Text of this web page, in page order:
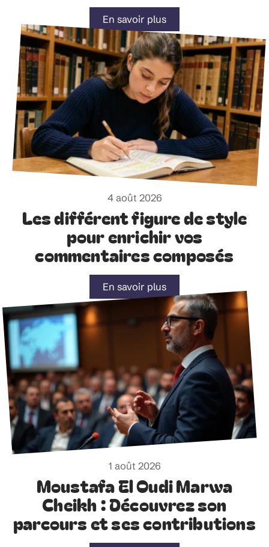
En savoir plus
4 août 2026
Les différent figure de style
pour enrichir vos
commentaires composés
En savoir plus
1 août 2026
Moustafa El Oudi Marwa
Cheikh : Découvrez son
parcours et ses contributions